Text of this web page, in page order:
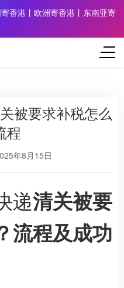
香港丨欧洲寄香港丨东南亚寄
被要求补税怎么
程
年8月15日
递清关被要
流程及成功